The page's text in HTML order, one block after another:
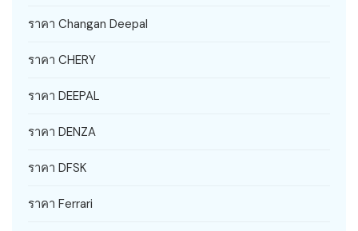
ราคา Changan Deepal
ราคา CHERY
ราคา DEEPAL
ราคา DENZA
ราคา DFSK
ราคา Ferrari